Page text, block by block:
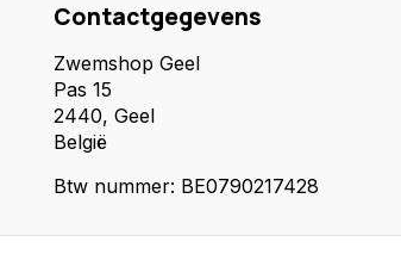
Contactgegevens
Zwemshop Geel
Pas 15
2440, Geel
België
Btw nummer: BE0790217428